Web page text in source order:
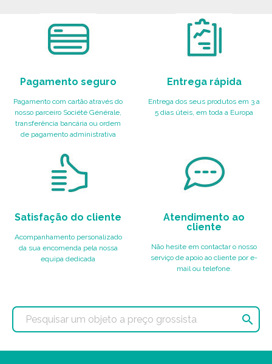
Pagamento seguro
Pagamento com cartão através do
nosso parceiro Société Générale,
transferência bancária ou ordem
de pagamento administrativa
Entrega rápida
Entrega dos seus produtos em 3 a
5 dias úteis, em toda a Europa
Satisfação do cliente
Acompanhamento personalizado
da sua encomenda pela nossa
equipa dedicada
Atendimento ao
cliente
Não hesite em contactar o nosso
serviço de apoio ao cliente por e-
mail ou telefone.
